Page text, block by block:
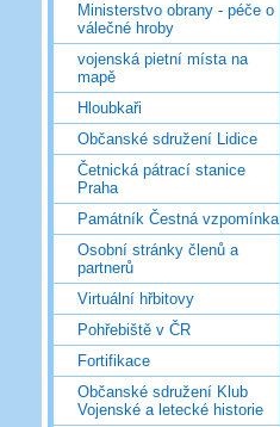
Ministerstvo obrany - péče o
válečné hroby
vojenská pietní místa na
mapě
Hloubkaři
Občanské sdružení Lidice
Četnická pátrací stanice
Praha
Památník Čestná vzpomínka
Osobní stránky členů a
partnerů
Virtuální hřbitovy
Pohřebiště v ČR
Fortifikace
Občanské sdružení Klub
Vojenské a letecké historie